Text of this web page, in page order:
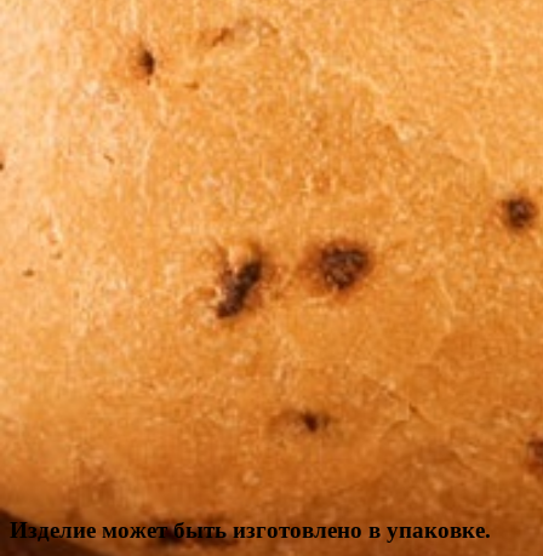
Изделие может быть изготовлено в упаковке.